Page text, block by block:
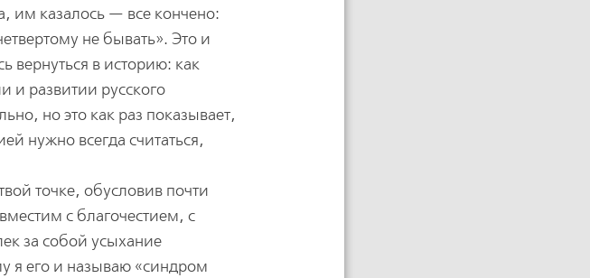
им казалось — все кончено:
не бывать». Это и
вернуться в историю: как
и развитии русского
но это как раз показывает,
нужно всегда считаться,
точке, обусловив почти
с благочестием, с
за собой усыхание
я его и называю «синдром